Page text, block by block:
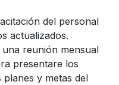
del personal
actualizados.
reunión mensual
presentare los
y metas del